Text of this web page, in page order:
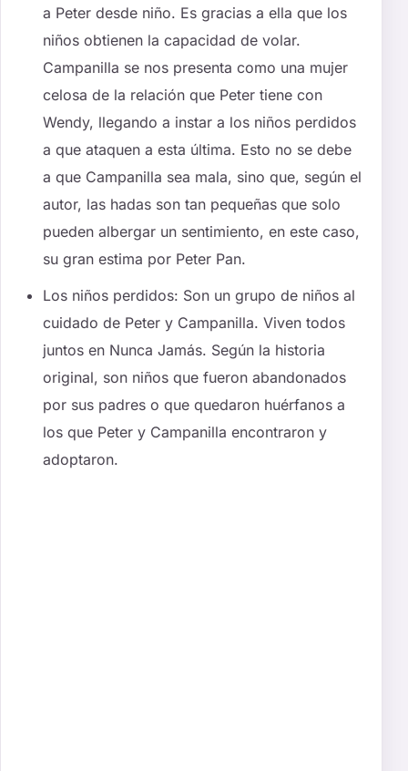
a Peter desde niño. Es gracias a ella que los
niños obtienen la capacidad de volar.
Campanilla se nos presenta como una mujer
celosa de la relación que Peter tiene con
Wendy, llegando a instar a los niños perdidos
a que ataquen a esta última. Esto no se debe
a que Campanilla sea mala, sino que, según el
autor, las hadas son tan pequeñas que solo
pueden albergar un sentimiento, en este caso,
su gran estima por Peter Pan.
Los niños perdidos: Son un grupo de niños al
cuidado de Peter y Campanilla. Viven todos
juntos en Nunca Jamás. Según la historia
original, son niños que fueron abandonados
por sus padres o que quedaron huérfanos a
los que Peter y Campanilla encontraron y
adoptaron.